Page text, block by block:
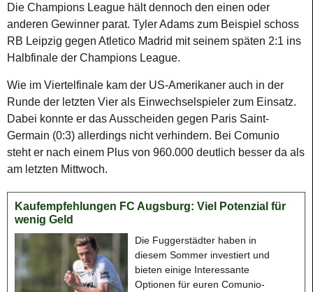
Die Champions League hält dennoch den einen oder
anderen Gewinner parat. Tyler Adams zum Beispiel schoss
RB Leipzig gegen Atletico Madrid mit seinem späten 2:1 ins
Halbfinale der Champions League.
Wie im Viertelfinale kam der US-Amerikaner auch in der
Runde der letzten Vier als Einwechselspieler zum Einsatz.
Dabei konnte er das Ausscheiden gegen Paris Saint-
Germain (0:3) allerdings nicht verhindern. Bei Comunio
steht er nach einem Plus von 960.000 deutlich besser da als
am letzten Mittwoch.
Kaufempfehlungen FC Augsburg: Viel Potenzial für
wenig Geld
Die Fuggerstädter haben in
diesem Sommer investiert und
bieten einige Interessante
Optionen für euren Comunio-